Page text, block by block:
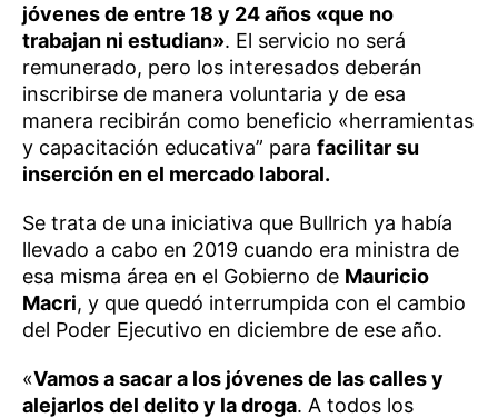
jóvenes de entre 18 y 24 años «que no
trabajan ni estudian». El servicio no será
remunerado, pero los interesados deberán
inscribirse de manera voluntaria y de esa
manera recibirán como beneficio «herramientas
y capacitación educativa” para facilitar su
inserción en el mercado laboral.
Se trata de una iniciativa que Bullrich ya había
llevado a cabo en 2019 cuando era ministra de
esa misma área en el Gobierno de Mauricio
Macri, y que quedó interrumpida con el cambio
del Poder Ejecutivo en diciembre de ese año.
«Vamos a sacar a los jóvenes de las calles y
alejarlos del delito y la droga. A todos los